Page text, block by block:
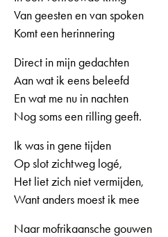
Van geesten en van spoken
Komt een herinnering
Direct in mijn gedachten
Aan wat ik eens beleefd
En wat me nu in nachten
Nog soms een rilling geeft.
Ik was in gene tijden
Op slot zichtweg logé,
Het liet zich niet vermijden,
Want anders moest ik mee
Naar mofrikaansche gouwen